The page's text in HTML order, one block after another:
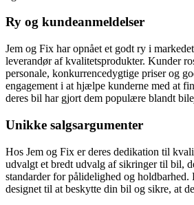
Ry og kundeanmeldelser
Jem og Fix har opnået et godt ry i
leverandør af kvalitetsprodukter. Kunder
personale, konkurrencedygtige priser og
engagement i at hjælpe kunderne med at
deres bil har gjort dem populære blandt
Unikke salgsargumenter
Hos Jem og Fix er deres dedikation til
udvalgt et bredt udvalg af sikringer til bil,
standarder for pålidelighed og holdbarhed.
designet til at beskytte din bil og sikre, at